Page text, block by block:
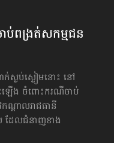
ាប់​ពង្រត់​សកម្មជន​
ស្ងប់ស្ងៀមនោះ នៅ
ះ​ឡើង ចំពោះករណី​ចាប់
ណ្ដាលរាជធានី
ដែលជំនាញខាង